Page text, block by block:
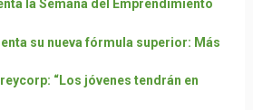
la Semana del Emprendimiento
su nueva fórmula superior: Más
“Los jóvenes tendrán en